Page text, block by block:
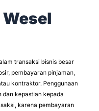
transaksi bisnis besar
pembayaran pinjaman,
kontraktor. Penggunaan
kepastian kepada
karena pembayaran